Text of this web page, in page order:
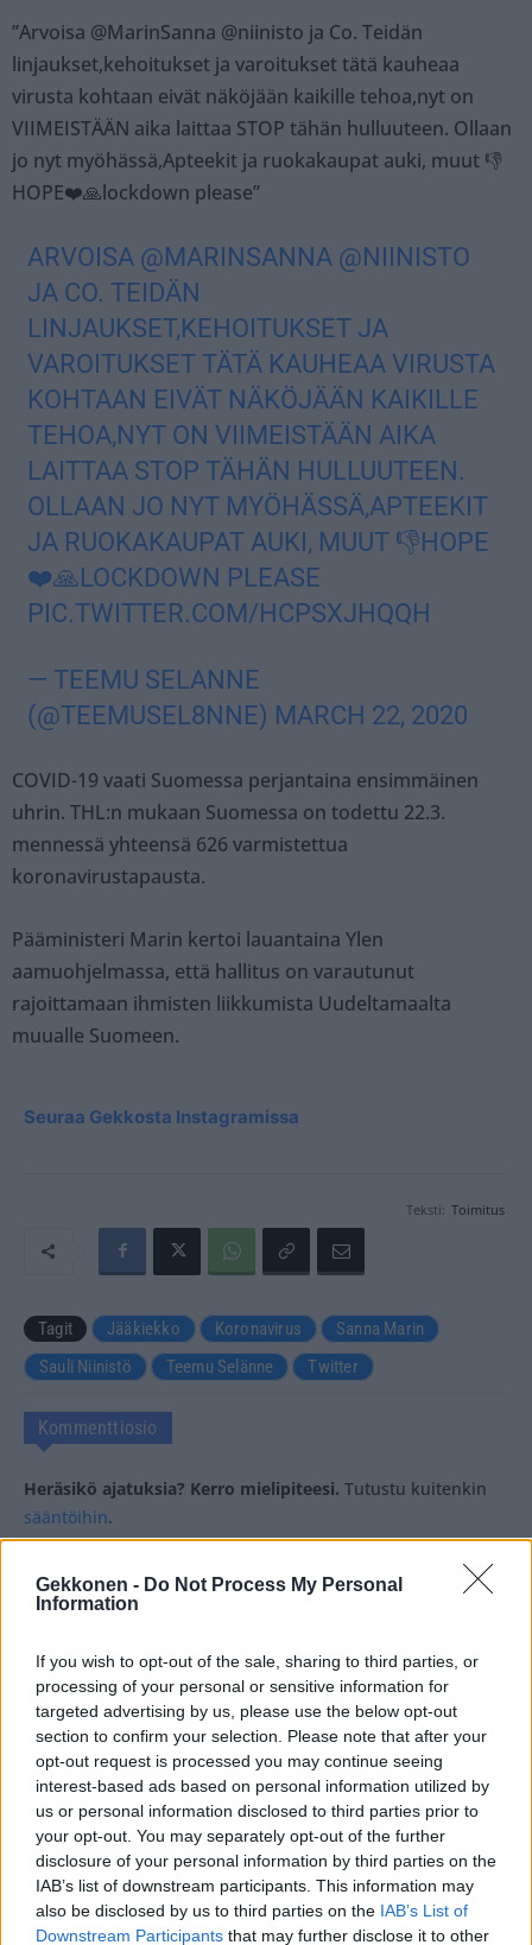
Gekkonen - Do Not Process My Personal
Information
If you wish to opt-out of the sale, sharing to third parties, or
processing of your personal or sensitive information for
targeted advertising by us, please use the below opt-out
section to confirm your selection. Please note that after your
opt-out request is processed you may continue seeing
interest-based ads based on personal information utilized by
us or personal information disclosed to third parties prior to
your opt-out. You may separately opt-out of the further
disclosure of your personal information by third parties on the
IAB’s list of downstream participants. This information may
also be disclosed by us to third parties on the IAB’s List of
Downstream Participants that may further disclose it to other
”Arvoisa @MarinSanna @niinisto ja Co. Teidän
linjaukset,kehoitukset ja varoitukset tätä kauheaa
virusta kohtaan eivät näköjään kaikille tehoa,nyt on
VIIMEISTÄÄN aika laittaa STOP tähän hulluuteen. Ollaan
jo nyt myöhässä,Apteekit ja ruokakaupat auki, muut 👎
HOPE❤️🙏lockdown please”
ARVOISA @MARINSANNA @NIINISTO
JA CO. TEIDÄN
LINJAUKSET,KEHOITUKSET JA
VAROITUKSET TÄTÄ KAUHEAA VIRUSTA
KOHTAAN EIVÄT NÄKÖJÄÄN KAIKILLE
TEHOA,NYT ON VIIMEISTÄÄN AIKA
LAITTAA STOP TÄHÄN HULLUUTEEN.
OLLAAN JO NYT MYÖHÄSSÄ,APTEEKIT
JA RUOKAKAUPAT AUKI, MUUT 👎HOPE
❤️🙏LOCKDOWN PLEASE
PIC.TWITTER.COM/HCPSXJHQQH
— TEEMU SELANNE
(@TEEMUSEL8NNE) MARCH 22, 2020
COVID-19 vaati Suomessa perjantaina ensimmäinen
uhrin. THL:n mukaan Suomessa on todettu 22.3.
mennessä yhteensä 626 varmistettua
koronavirustapausta.
Pääministeri Marin kertoi lauantaina Ylen
aamuohjelmassa, että hallitus on varautunut
rajoittamaan ihmisten liikkumista Uudeltamaalta
muualle Suomeen.
Seuraa Gekkosta Instagramissa
Teksti: Toimitus
Tagit Jääkiekko Koronavirus
Sanna Marin
Sauli Niinistö
Teemu Selänne Twitter
Kommenttiosio
Heräsikö ajatuksia? Kerro mielipiteesi. Tutustu kuitenkin
sääntöihin.
KOMMENTTIA